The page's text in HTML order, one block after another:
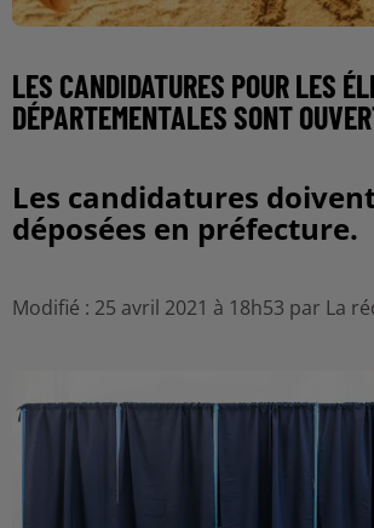
LES CANDIDATURES POUR LES
DÉPARTEMENTALES SONT
Les candidatures
déposées en préfecture.
Modifié : 25 avril 2021 à 18h53 par La